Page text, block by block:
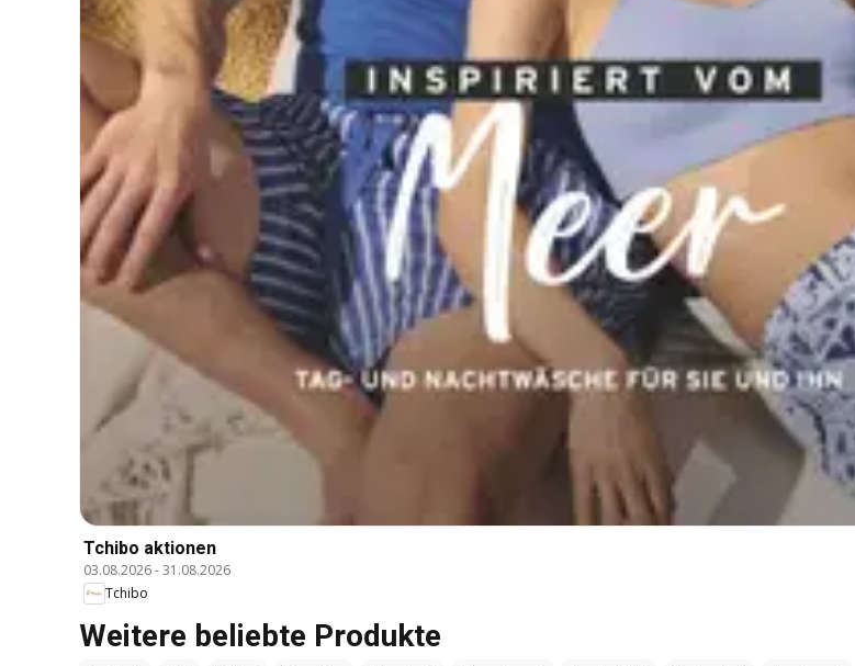
Tchibo aktionen
03.08.2026-31.08.2026
Tchibo
Weitere beliebte Produkte